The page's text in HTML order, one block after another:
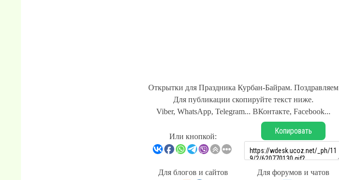
Открытки для Праздника Курбан-Байрам. Поздравляем
Для публикации скопируйте текст ниже.
Viber, WhatsApp, Telegram... ВКонтакте, Facebook...
Или кнопкой:
Копировать
Для блогов и сайтов Для форумов и чатов